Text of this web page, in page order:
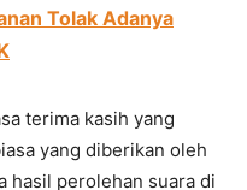
Tolak Adanya
terima kasih yang
yang diberikan oleh
hasil perolehan suara di